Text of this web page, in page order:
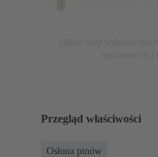
Przegląd właściwości
Osłona pinów